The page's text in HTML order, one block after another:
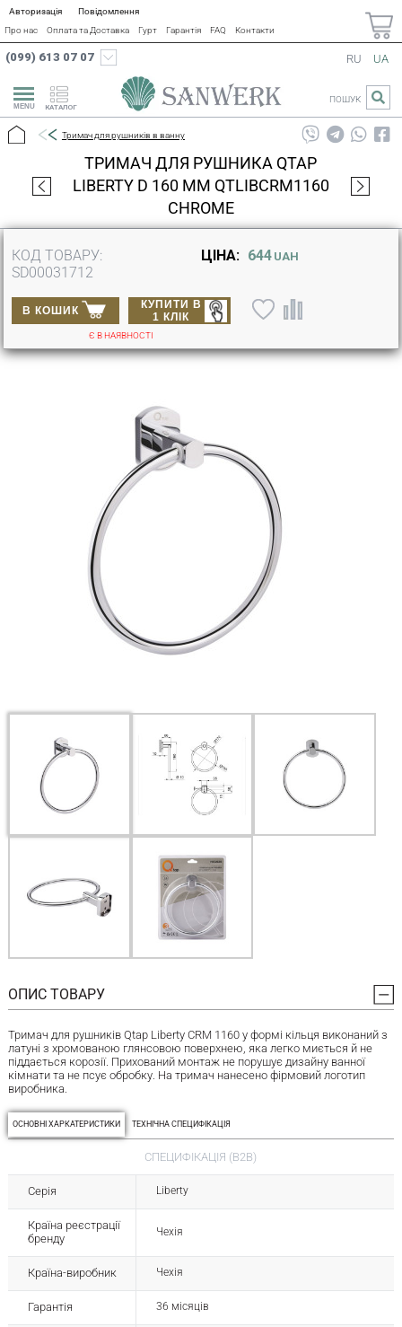
Авторизація
Повідомлення
Про нас
Оплата та Доставка Гурт Гарантія FAQ Контакти
(099) 613 07 07
КАТАЛОГ
RU UA
ПОШУК
Тримач для рушників в ванну
ТРИМАЧ ДЛЯ РУШНИКА QTAP
LIBERTY D 160 ММ QTLIBCRM1160
CHROME
КОД ТОВАРУ:
SD00031712
ЦІНА: 644 UAH
В КОШИК
КУПИТИ В
1 КЛІК
Є В НАЯВНОСТІ
ОПИС ТОВАРУ
Тримач для рушників Qtap Liberty CRM 1160 у формі кільця виконаний з
латуні з хромованою глянсовою поверхнею, яка легко миється й не
піддається корозії. Прихований монтаж не порушує дизайну ванної
кімнати та не псує обробку. На тримач нанесено фірмовий логотип
виробника.
ОСНОВНІ ХАРКАТЕРИСТИКИ ТЕХНІЧНА СПЕЦИФІКАЦІЯ
СПЕЦИФІКАЦІЯ (B2B)
Серія Liberty
Країна реєстрації
бренду
Чехія
Країна-виробник Чехія
Гарантія 36 місяців